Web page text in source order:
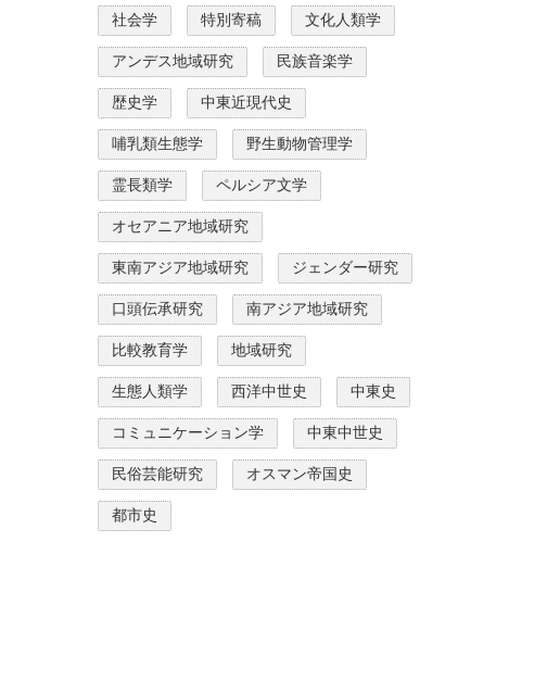
社会学 特別寄稿 文化人類学
アンデス地域研究 民族音楽学
歴史学 中東近現代史
哺乳類生態学 野生動物管理学
霊長類学 ペルシア文学
オセアニア地域研究
東南アジア地域研究 ジェンダー研究
口頭伝承研究 南アジア地域研究
比較教育学 地域研究
生態人類学 西洋中世史 中東史
コミュニケーション学 中東中世史
民俗芸能研究 オスマン帝国史
都市史